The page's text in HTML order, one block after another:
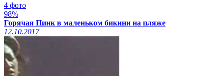
4 фото
98%
Горячая Пинк в маленьком бикини на пляже
12.10.2017